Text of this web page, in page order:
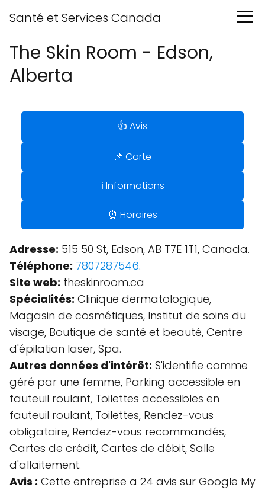
Santé et Services Canada
The Skin Room - Edson,
Alberta
👍 Avis
📌 Carte
ℹ️ Informations
⏰ Horaires
Adresse: 515 50 St, Edson, AB T7E 1T1, Canada.
Téléphone: 7807287546.
Site web: theskinroom.ca
Spécialités: Clinique dermatologique,
Magasin de cosmétiques, Institut de soins du
visage, Boutique de santé et beauté, Centre
d'épilation laser, Spa.
Autres données d'intérêt: S'identifie comme
géré par une femme, Parking accessible en
fauteuil roulant, Toilettes accessibles en
fauteuil roulant, Toilettes, Rendez-vous
obligatoire, Rendez-vous recommandés,
Cartes de crédit, Cartes de débit, Salle
d'allaitement.
Avis : Cette entreprise a 24 avis sur Google My